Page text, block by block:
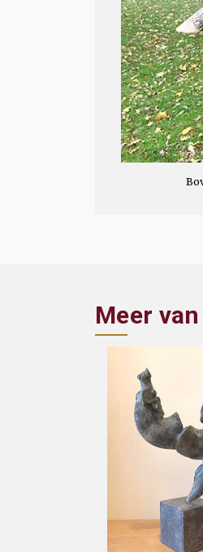
Meer